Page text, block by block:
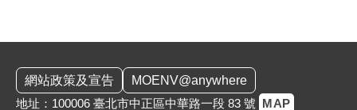
網站政策及宣告
MOENV@anywhere
地址：100006 臺北市中正區中華路一段 83 號 MAP